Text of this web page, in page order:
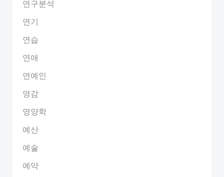
연구분석
연기
연습
연애
연예인
영감
영양학
예산
예술
예약